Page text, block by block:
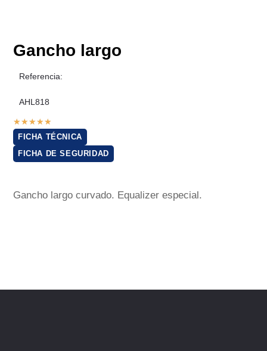
Gancho largo
Referencia:
AHL818
★★★★★
FICHA TÉCNICA
FICHA DE SEGURIDAD
Gancho largo curvado. Equalizer especial.